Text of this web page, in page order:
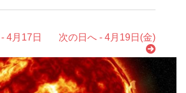
4月17日
次の日へ - 4月19日(金)